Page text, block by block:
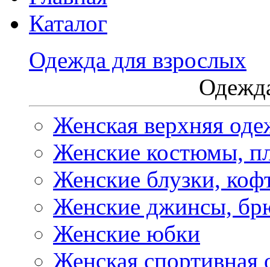
Каталог
Одежда для взрослых
Женская верхняя
Женские костюмы,
Женские блузки,
Женские джинсы,
Женские юбки
Женская спортивная